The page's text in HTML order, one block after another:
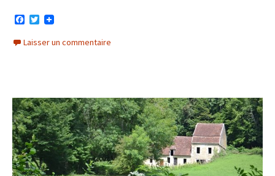
c
e
T
i
t
Laisser un commentaire